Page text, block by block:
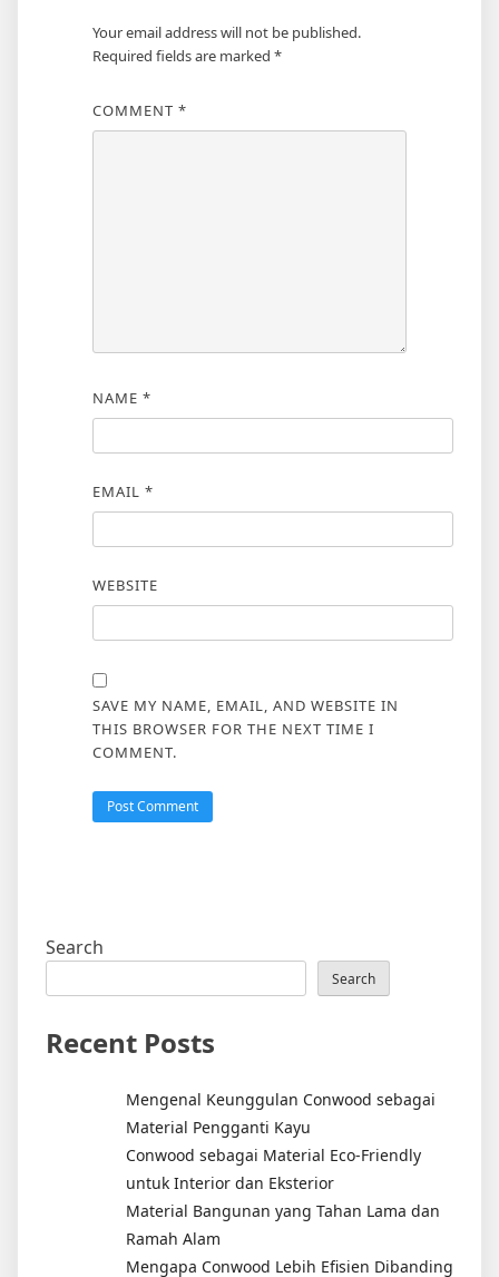
Your email address will not be published.
Required fields are marked *
COMMENT *
NAME *
EMAIL *
WEBSITE
SAVE MY NAME, EMAIL, AND WEBSITE IN
THIS BROWSER FOR THE NEXT TIME I
COMMENT.
Search
Search
Recent Posts
Mengenal Keunggulan Conwood sebagai
Material Pengganti Kayu
Conwood sebagai Material Eco-Friendly
untuk Interior dan Eksterior
Material Bangunan yang Tahan Lama dan
Ramah Alam
Mengapa Conwood Lebih Efisien Dibanding